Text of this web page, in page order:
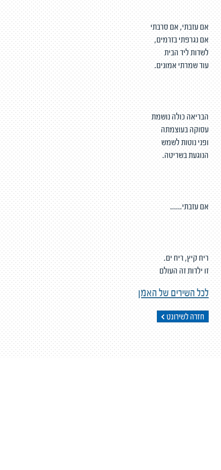
אם עזבתי, אם סרבתי
אם נגרפתי בזרמים,
לשדות ליד הבית
עוד שמרתי אמונים.
הבריאה כולה נושמת
עסוקה בעוצמתה
ופני נוטות לשמש
הנוגעת בשריטה.
אם עזבתי......
ריח קיץ, ריח ים.
זו ילדות זה העולם
לכל השירים של האמן